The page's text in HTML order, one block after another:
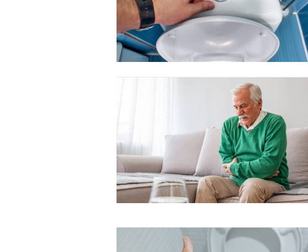
Free limited access
Gratis / forever
Praesent euismod ac
Ut mollis pellentesque tortor